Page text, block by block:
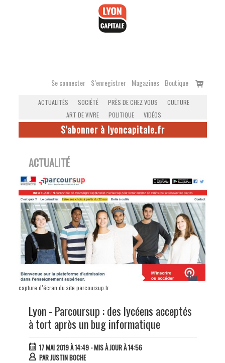
Se connecter S’enregistrer Magazines Boutique
Voir
ACTUALITÉS SOCIÉTÉ PRÈS DE CHEZ VOUS
CULTURE
ART DE VIVRE
POLITIQUE VIDÉOS
S'abonner à lyoncapitale.fr
ACTUALITÉ
capture d’écran du site parcoursup.fr
Lyon - Parcoursup : des lycéens acceptés
à tort après un bug informatique
17 MAI 2019 À 14:49- MIS À JOUR À 14:56
PARJUSTIN BOCHE